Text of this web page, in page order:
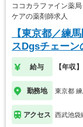
ココカラファイン薬
ケアの薬剤師求人
【東京都／練
スDgsチェー
給与 【年収
勤務地 東京都
アクセス 西武池袋